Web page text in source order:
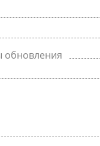
обновления